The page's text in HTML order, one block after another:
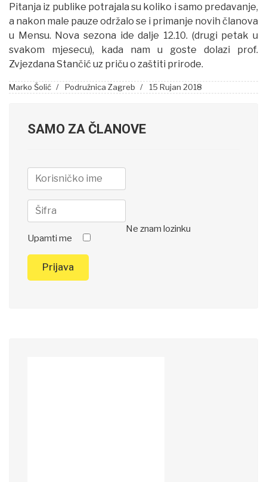
Pitanja iz publike potrajala su koliko i samo predavanje,
a nakon male pauze održalo se i primanje novih članova
u Mensu. Nova sezona ide dalje 12.10. (drugi petak u
svakom mjesecu), kada nam u goste dolazi prof.
Zvjezdana Stančić uz priču o zaštiti prirode.
Marko Šolić Podružnica Zagreb 15 Rujan 2018
SAMO ZA ČLANOVE
Upamti me
Prijava
Ne znam lozinku